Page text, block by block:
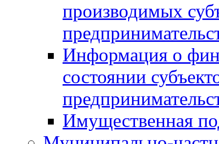
производимых
Информация о
состоянии
Имущественная